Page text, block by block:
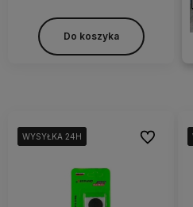
Do koszyka
WYSYŁKA 24H
WYSYŁKA 24H
WYSYŁKA 24H Do